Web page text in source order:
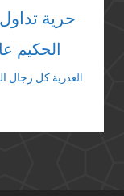
حرية
الحكيم
العذرية كل رجال